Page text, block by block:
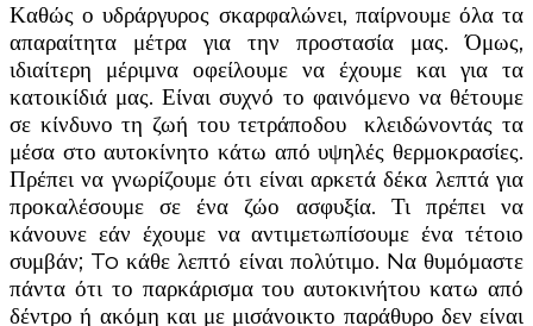
Καθώς ο υδράργυρος σκαρφαλώνει, παίρνουμε όλα τα
απαραίτητα μέτρα για την προστασία μας. Όμως,
ιδιαίτερη μέριμνα οφείλουμε να έχουμε και για τα
κατοικίδιά μας. Είναι συχνό το φαινόμενο να θέτουμε
σε κίνδυνο τη ζωή του τετράποδου κλειδώνοντάς τα
μέσα στο αυτοκίνητο κάτω από υψηλές θερμοκρασίες.
Πρέπει να γνωρίζουμε ότι είναι αρκετά δέκα λεπτά για
προκαλέσουμε σε ένα ζώο ασφυξία. Τι πρέπει να
κάνουνε εάν έχουμε να αντιμετωπίσουμε ένα τέτοιο
συμβάν; To κάθε λεπτό είναι πολύτιμο. Nα θυμόμαστε
πάντα ότι το παρκάρισμα του αυτοκινήτου κατω από
δέντρο ή ακόμη και με μισάνοικτο παράθυρο δεν είναι